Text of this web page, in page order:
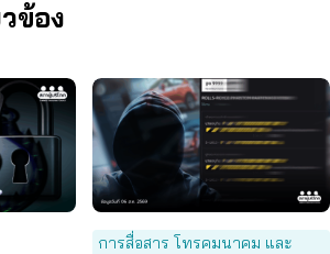
ข้อง
การสื่อสาร โทรคมนาคม และ